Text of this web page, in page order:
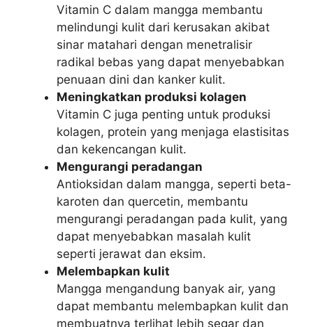
Vitamin C dalam mangga membantu
melindungi kulit dari kerusakan akibat
sinar matahari dengan menetralisir
radikal bebas yang dapat menyebabkan
penuaan dini dan kanker kulit.
Meningkatkan produksi kolagen
Vitamin C juga penting untuk produksi
kolagen, protein yang menjaga elastisitas
dan kekencangan kulit.
Mengurangi peradangan
Antioksidan dalam mangga, seperti beta-
karoten dan quercetin, membantu
mengurangi peradangan pada kulit, yang
dapat menyebabkan masalah kulit
seperti jerawat dan eksim.
Melembapkan kulit
Mangga mengandung banyak air, yang
dapat membantu melembapkan kulit dan
membuatnya terlihat lebih segar dan